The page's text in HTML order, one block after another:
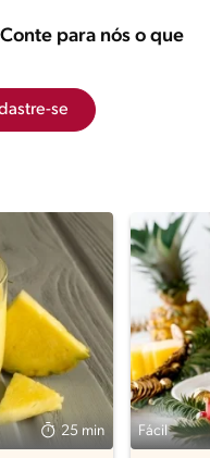
para nós o que
se
25 min Fácil